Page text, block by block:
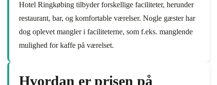
Hotel Ringkøbing tilbyder forskellige faciliteter, herunder
restaurant, bar, og komfortable værelser. Nogle gæster har
dog oplevet mangler i faciliteterne, som f.eks. manglende
mulighed for kaffe på værelset.
Hvordan er prisen på